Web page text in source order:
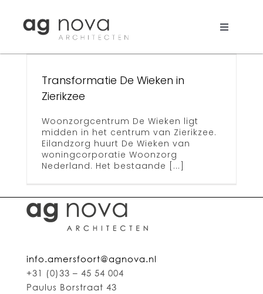
content
Toggle
Nieuws
Aanpak
Bureau
for:
Transformatie De Wieken in
Zierikzee
Woonzorgcentrum De Wieken ligt
midden in het centrum van Zierikzee.
Eilandzorg huurt De Wieken van
woningcorporatie Woonzorg
Nederland. Het bestaande [...]
info.amersfoort@agnova.nl
+31 (0)33 – 45 54 004
Paulus Borstraat 43